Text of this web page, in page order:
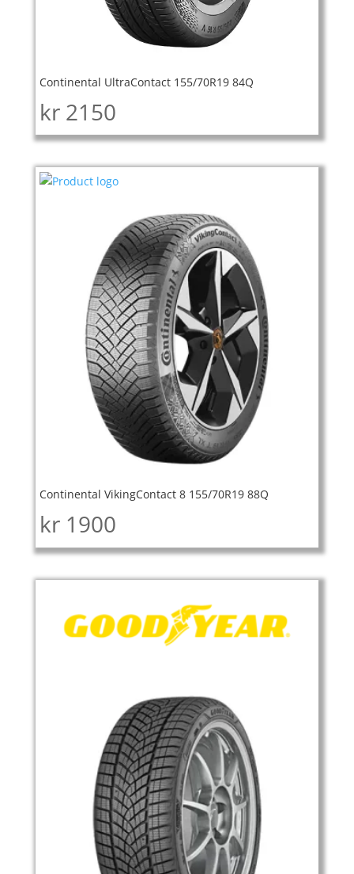
Continental UltraContact 155/70R19 84Q
kr 2150
Continental VikingContact 8 155/70R19 88Q
kr 1900